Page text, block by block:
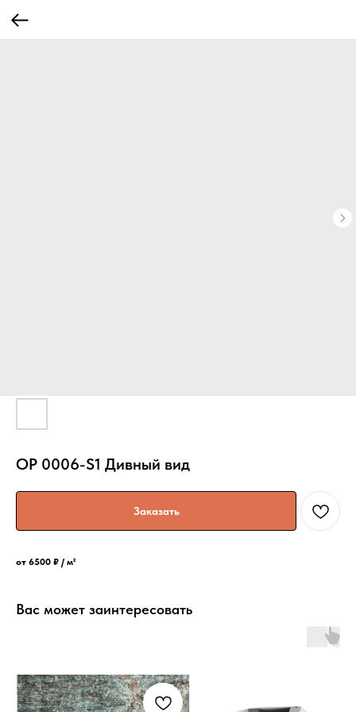
OP 0006-S1 Дивный вид
Заказать
от 6500 ₽ / м²
Вас может заинтересовать